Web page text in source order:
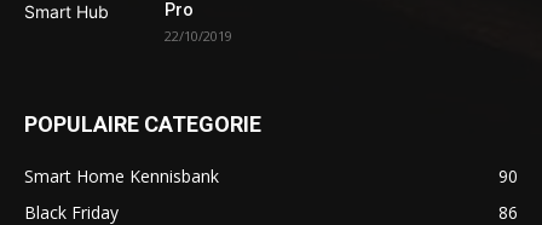
Pro
22/10/2019
POPULAIRE CATEGORIE
Smart Home Kennisbank
90
Black Friday
86